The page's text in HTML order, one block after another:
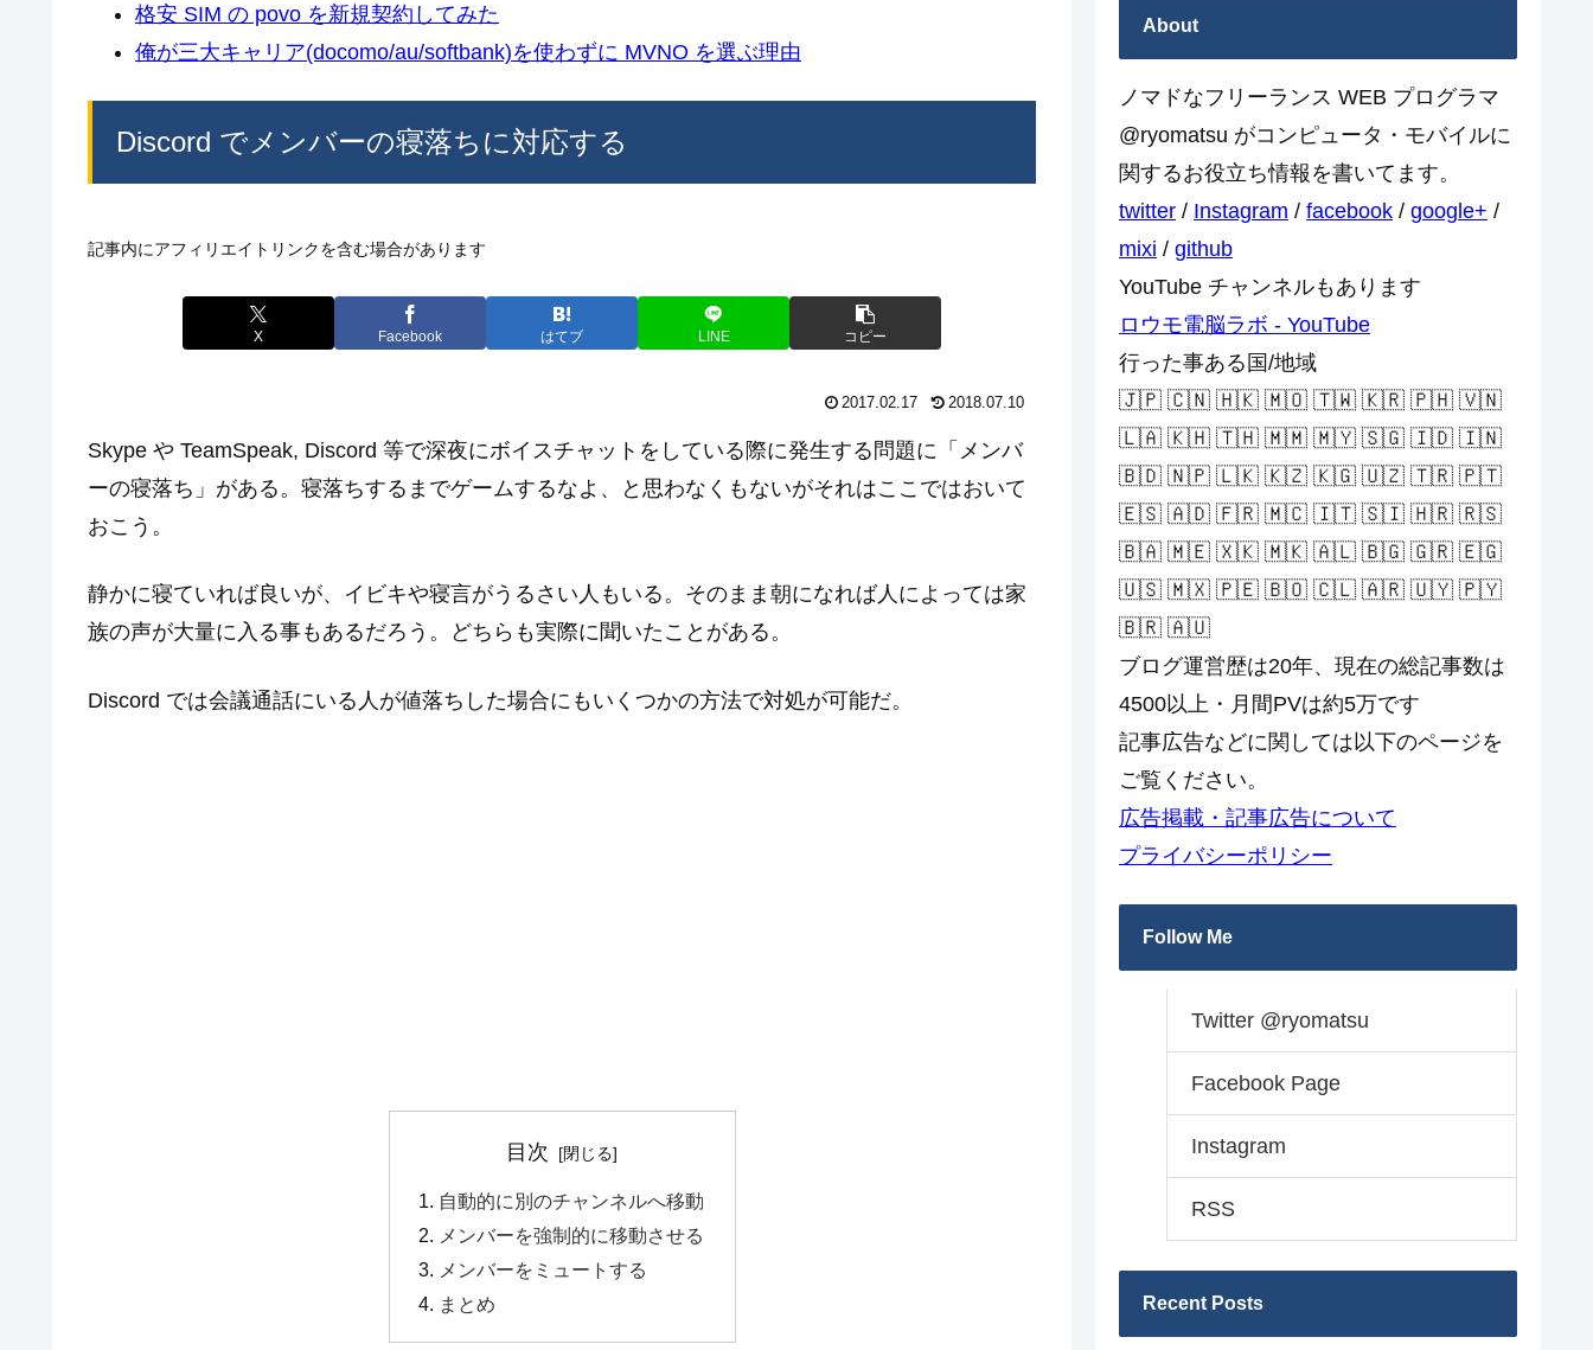
格安 SIM の povo を新規契約してみた
俺が三大キャリア(docomo/au/softbank)を使わずに MVNO を選ぶ理由
Discord でメンバーの寝落ちに対応する
記事内にアフィリエイトリンクを含む場合があります
X Facebook はてブ LINE コピー
2017.02.17 2018.07.10
Skype や TeamSpeak, Discord 等で深夜にボイスチャットをしている際に発生する問題に「メンバ
ーの寝落ち」がある。寝落ちするまでゲームするなよ、と思わなくもないがそれはここではおいて
おこう。
静かに寝ていれば良いが、イビキや寝言がうるさい人もいる。そのまま朝になれば人によっては家
族の声が大量に入る事もあるだろう。どちらも実際に聞いたことがある。
Discord では会議通話にいる人が値落ちした場合にもいくつかの方法で対処が可能だ。
目次
自動的に別のチャンネルへ移動
メンバーを強制的に移動させる
メンバーをミュートする
まとめ
About
ノマドなフリーランス WEB プログラマ
@ryomatsu がコンピュータ・モバイルに
関するお役立ち情報を書いてます。
twitter / Instagram / facebook / google+ /
mixi / github
YouTube チャンネルもあります
ロウモ電脳ラボ - YouTube
行った事ある国/地域
🇯🇵 🇨🇳 🇭🇰 🇲🇴 🇹🇼 🇰🇷 🇵🇭 🇻🇳
🇱🇦 🇰🇭 🇹🇭 🇲🇲 🇲🇾 🇸🇬 🇮🇩 🇮🇳
🇧🇩 🇳🇵 🇱🇰 🇰🇿 🇰🇬 🇺🇿 🇹🇷 🇵🇹
🇪🇸 🇦🇩 🇫🇷 🇲🇨 🇮🇹 🇸🇮 🇭🇷 🇷🇸
🇧🇦 🇲🇪 🇽🇰 🇲🇰 🇦🇱 🇧🇬 🇬🇷 🇪🇬
🇺🇸 🇲🇽 🇵🇪 🇧🇴 🇨🇱 🇦🇷 🇺🇾 🇵🇾
🇧🇷 🇦🇺
ブログ運営歴は20年、現在の総記事数は
4500以上・月間PVは約5万です
記事広告などに関しては以下のページを
ご覧ください。
広告掲載・記事広告について
プライバシーポリシー
Follow Me
Twitter @ryomatsu
Facebook Page
Instagram
RSS
Recent Posts